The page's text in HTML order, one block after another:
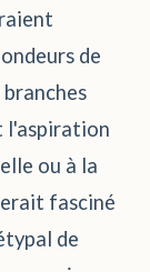
de
l'aspiration
ou à la
fasciné
de